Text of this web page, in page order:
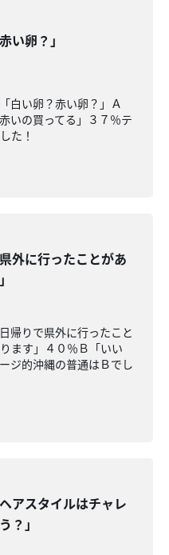
い卵？」
白い卵？赤い卵？」Ａ
いの買ってる」３７％テ
た！
県外に行ったことがあ
帰りで県外に行ったこと
ます」４０％Ｂ「いい
ジ的沖縄の普通はＢでし
ヘアスタイルはチャレ
？」